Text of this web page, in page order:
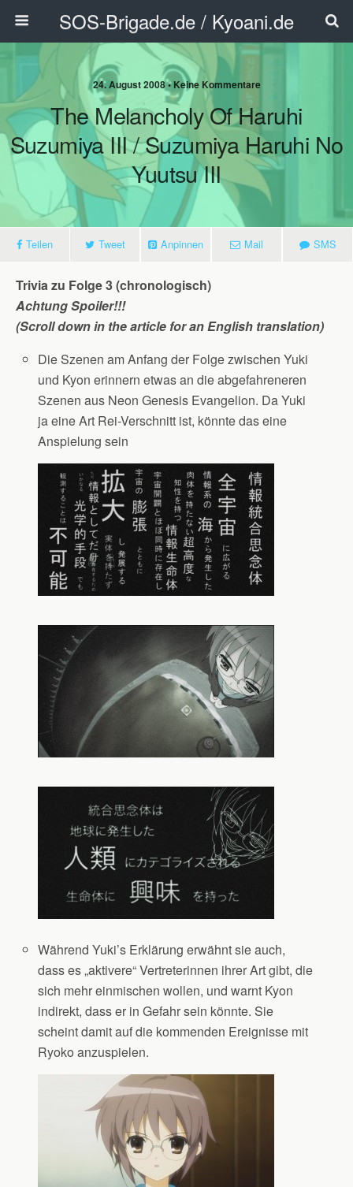
SOS-Brigade.de / Kyoani.de
24. August 2008 • Keine Kommentare
The Melancholy Of Haruhi
Suzumiya III / Suzumiya Haruhi No
Yuutsu III
Teilen Tweet Anpinnen Mail SMS
Trivia zu Folge 3 (chronologisch)
Achtung Spoiler!!!
(Scroll down in the article for an English translation)
Die Szenen am Anfang der Folge zwischen Yuki
und Kyon erinnern etwas an die abgefahreneren
Szenen aus Neon Genesis Evangelion. Da Yuki
ja eine Art Rei-Verschnitt ist, könnte das eine
Anspielung sein
Während Yuki’s Erklärung erwähnt sie auch,
dass es „aktivere“ Vertreterinnen ihrer Art gibt, die
sich mehr einmischen wollen, und warnt Kyon
indirekt, dass er in Gefahr sein könnte. Sie
scheint damit auf die kommenden Ereignisse mit
Ryoko anzuspielen.